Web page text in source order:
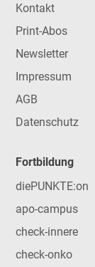
Kontakt
Print-Abos
Newsletter
Impressum
AGB
Datenschutz
Fortbildung
diePUNKTE:on
apo-campus
check-innere
check-onko